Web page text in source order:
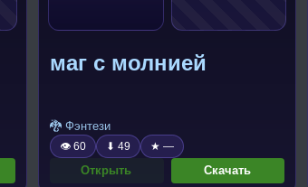
маг с молнией
🐉 Фэнтези
👁 60 ⬇ 49 ★ —
Открыть Скачать